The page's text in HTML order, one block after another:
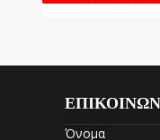
Όνομα